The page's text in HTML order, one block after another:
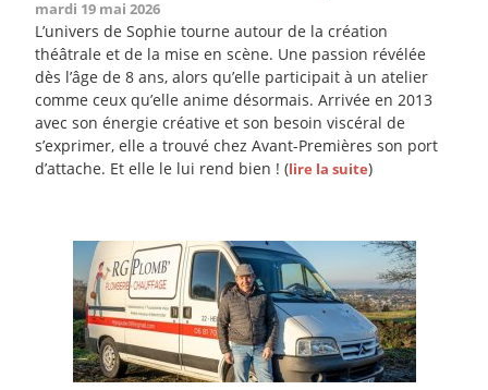
mardi 19 mai 2026
L’univers de Sophie tourne autour de la création
théâtrale et de la mise en scène. Une passion révélée
dès l’âge de 8 ans, alors qu’elle participait à un atelier
comme ceux qu’elle anime désormais. Arrivée en 2013
avec son énergie créative et son besoin viscéral de
s’exprimer, elle a trouvé chez Avant-Premières son port
d’attache. Et elle le lui rend bien ! (lire la suite)